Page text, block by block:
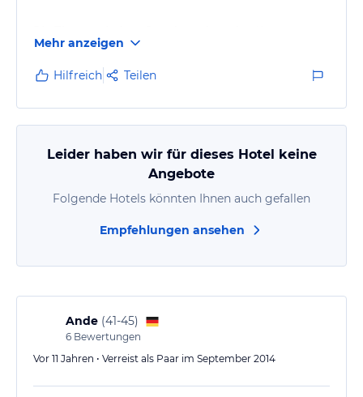
eingerichtet mit einem sehr guten Bett. Die Aussicht
ist fantastisch. Jedes Zimmer hat einen Balkon
und/oder Terrasse mit einer großartigen
Panoramasicht. In den Zimmern ist eine kleine
Küchenzeile, leider ohne Ausstattung. Die Bäder sind
für griechische Verhältnisse groß, mit Duschkabine
und ausreichend Ablagefläche.
Das…
Mehr anzeigen
Hilfreich Teilen
Leider haben wir für dieses Hotel keine
Angebote
Folgende Hotels könnten Ihnen auch gefallen
Empfehlungen ansehen
Ande (41-45)
6 Bewertungen
Vor 11 Jahren • Verreist als Paar im September 2014